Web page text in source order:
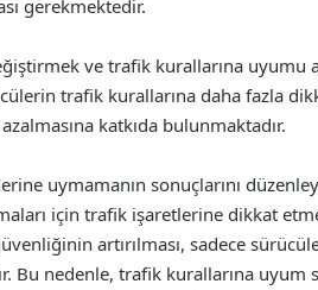
gerekmektedir.
ve trafik kurallarına uyumu
trafik kurallarına daha fazla
katkıda bulunmaktadır.
uymamanın sonuçlarını
için trafik işaretlerine dikkat
artırılması, sadece
nedenle, trafik kurallarına uyum